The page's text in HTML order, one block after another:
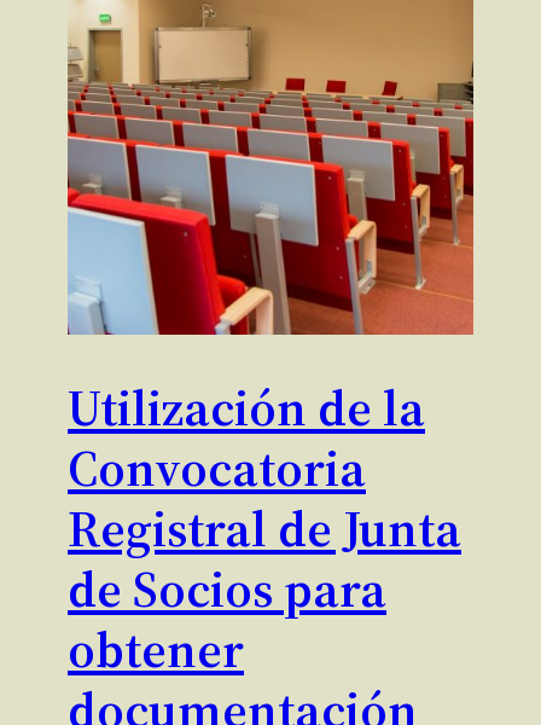
Utilización de la
Convocatoria
Registral de Junta
de Socios para
obtener
documentación